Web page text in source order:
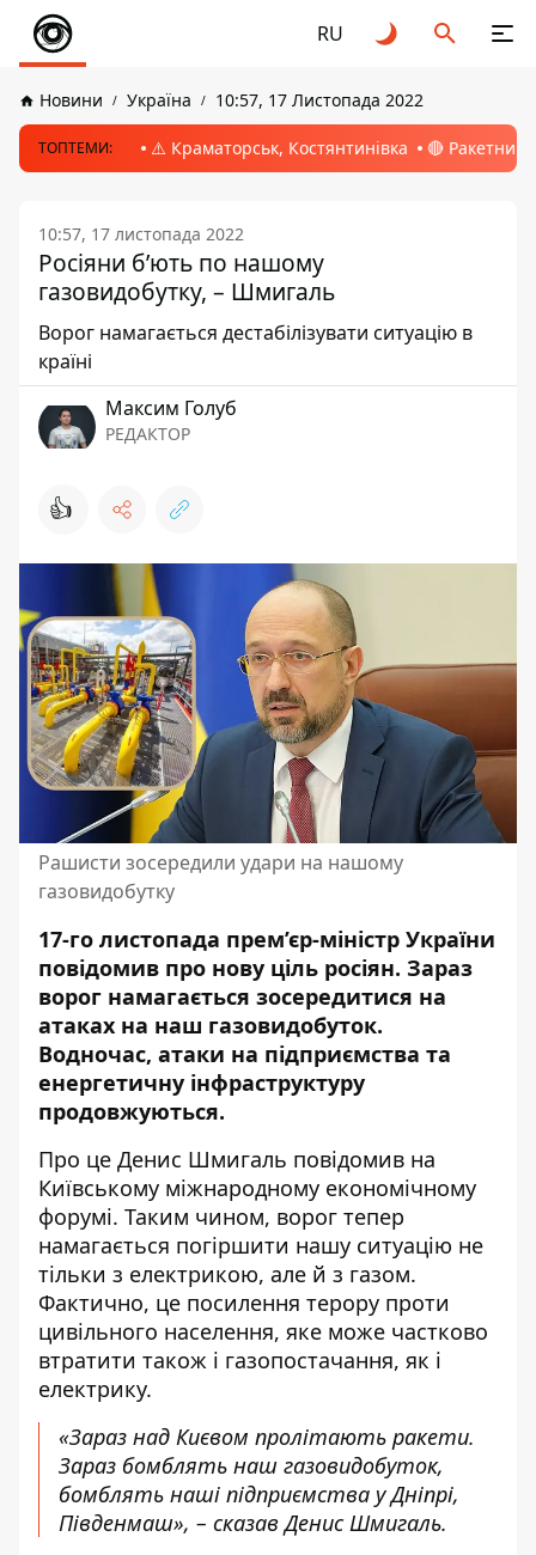
RU
Новини Україна 10:57, 17 Листопада 2022
ТОПТЕМИ: ⚠️ Краматорськ, Костянтинівка 🔴 Ракетний
10:57, 17 листопада 2022
Росіяни б’ють по нашому
газовидобутку, – Шмигаль
Ворог намагається дестабілізувати ситуацію в
країні
Максим Голуб
РЕДАКТОР
👍
Рашисти зосередили удари на нашому
газовидобутку
17-го листопада прем’єр-міністр України
повідомив про нову ціль росіян. Зараз
ворог намагається зосередитися на
атаках на наш газовидобуток.
Водночас, атаки на підприємства та
енергетичну інфраструктуру
продовжуються.
Про це Денис Шмигаль повідомив на
Київському міжнародному економічному
форумі. Таким чином, ворог тепер
намагається погіршити нашу ситуацію не
тільки з електрикою, але й з газом.
Фактично, це посилення терору проти
цивільного населення, яке може частково
втратити також і газопостачання, як і
електрику.
«Зараз над Києвом пролітають ракети.
Зараз бомблять наш газовидобуток,
бомблять наші підприємства у Дніпрі,
Південмаш», – сказав Денис Шмигаль.